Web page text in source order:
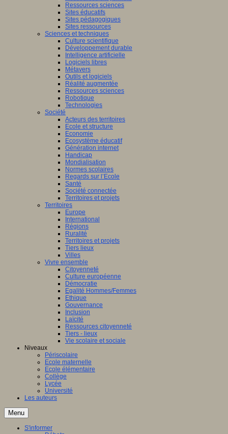
Ressources sciences
Sites éducatifs
Sites pédagogiques
Sites ressources
Sciences et techniques
Culture scientifique
Développement durable
Intelligence artificielle
Logiciels libres
Métavers
Outils et logiciels
Réalité augmentée
Ressources sciences
Robotique
Technologies
Société
Acteurs des territoires
Ecole et structure
Economie
Ecosystème éducatif
Génération internet
Handicap
Mondialisation
Normes scolaires
Regards sur l’Ecole
Santé
Société connectée
Territoires et projets
Territoires
Europe
International
Régions
Ruralité
Territoires et projets
Tiers lieux
Villes
Vivre ensemble
Citoyenneté
Culture européenne
Démocratie
Egalité Hommes/Femmes
Ethique
Gouvernance
Inclusion
Laïcité
Ressources citoyenneté
Tiers - lieux
Vie scolaire et sociale
Niveaux
Périscolaire
Ecole maternelle
Ecole élémentaire
Collège
Lycée
Université
Les auteurs
Menu
S'informer